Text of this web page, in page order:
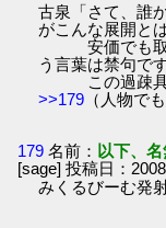
古泉「さて、誰
がこんな展開と
安価でも取ろ
う言葉は禁句で
この過疎具
>>179 （人物で
179 名前： 以下、
[sage] 投稿日：
みくるびーむ発